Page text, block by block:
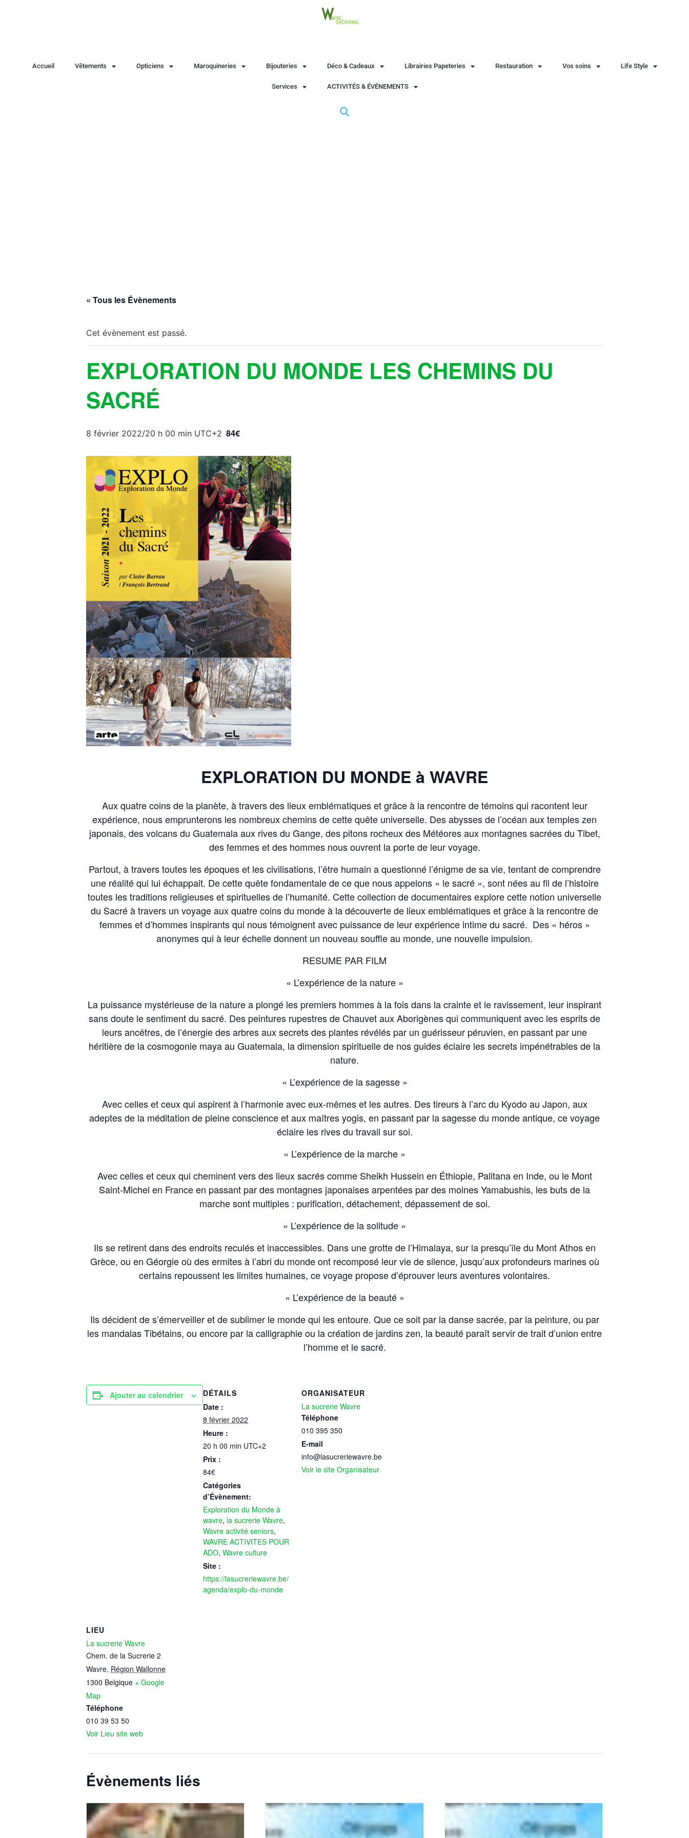
Accueil Vêtements Opticiens Maroquineries Bijouteries Déco & Cadeaux Librairies Papeteries Restauration Vos soins Life Style
Services ACTIVITÉS & ÉVÉNEMENTS
« Tous les Évènements
Cet évènement est passé.
EXPLORATION DU MONDE LES CHEMINS DU
SACRÉ
8 février 2022/20 h 00 min UTC+2 84€
EXPLORATION DU MONDE à WAVRE
Aux quatre coins de la planète, à travers des lieux emblématiques et grâce à la rencontre de témoins qui racontent leur
expérience, nous emprunterons les nombreux chemins de cette quête universelle. Des abysses de l’océan aux temples zen
japonais, des volcans du Guatemala aux rives du Gange, des pitons rocheux des Météores aux montagnes sacrées du Tibet,
des femmes et des hommes nous ouvrent la porte de leur voyage.
Partout, à travers toutes les époques et les civilisations, l’être humain a questionné l’énigme de sa vie, tentant de comprendre
une réalité qui lui échappait. De cette quête fondamentale de ce que nous appelons « le sacré », sont nées au fil de l’histoire
toutes les traditions religieuses et spirituelles de l’humanité́. Cette collection de documentaires explore cette notion universelle
du Sacré à travers un voyage aux quatre coins du monde à la découverte de lieux emblématiques et grâce à la rencontre de
femmes et d’hommes inspirants qui nous témoignent avec puissance de leur expérience intime du sacré. Des « héros »
anonymes qui à leur échelle donnent un nouveau souffle au monde, une nouvelle impulsion.
RESUME PAR FILM
« L’expérience de la nature »
La puissance mystérieuse de la nature a plongé les premiers hommes à la fois dans la crainte et le ravissement, leur inspirant
sans doute le sentiment du sacré. Des peintures rupestres de Chauvet aux Aborigènes qui communiquent avec les esprits de
leurs ancêtres, de l’énergie des arbres aux secrets des plantes révélés par un guérisseur péruvien, en passant par une
héritière de la cosmogonie maya au Guatemala, la dimension spirituelle de nos guides éclaire les secrets impénétrables de la
nature.
« L’expérience de la sagesse »
Avec celles et ceux qui aspirent à l’harmonie avec eux-mêmes et les autres. Des tireurs à l’arc du Kyodo au Japon, aux
adeptes de la méditation de pleine conscience et aux maîtres yogis, en passant par la sagesse du monde antique, ce voyage
éclaire les rives du travail sur soi.
« L’expérience de la marche »
Avec celles et ceux qui cheminent vers des lieux sacrés comme Sheikh Hussein en Éthiopie, Palitana en Inde, ou le Mont
Saint-Michel en France en passant par des montagnes japonaises arpentées par des moines Yamabushis, les buts de la
marche sont multiples : purification, détachement, dépassement de soi.
« L’expérience de la solitude »
Ils se retirent dans des endroits reculés et inaccessibles. Dans une grotte de l’Himalaya, sur la presqu’île du Mont Athos en
Grèce, ou en Géorgie où des ermites à l’abri du monde ont recomposé leur vie de silence, jusqu’aux profondeurs marines où
certains repoussent les limites humaines, ce voyage propose d’éprouver leurs aventures volontaires.
« L’expérience de la beauté »
Ils décident de s’émerveiller et de sublimer le monde qui les entoure. Que ce soit par la danse sacrée, par la peinture, ou par
les mandalas Tibétains, ou encore par la calligraphie ou la création de jardins zen, la beauté paraît servir de trait d’union entre
l’homme et le sacré.
Ajouter au calendrier
DÉTAILS
Date :
8 février 2022
Heure :
20 h 00 min UTC+2
Prix :
84€
Catégories
d’Évènement:
Exploration du Monde à
wavre, la sucrerie Wavre,
Wavre activité seniors,
WAVRE ACTIVITES POUR
ADO, Wavre culture
Site :
https://lasucreriewavre.be/
agenda/explo-du-monde
ORGANISATEUR
La sucrerie Wavre
Téléphone
010 395 350
E-mail
info@lasucreriewavre.be
Voir le site Organisateur
LIEU
La sucrerie Wavre
Chem. de la Sucrerie 2
Wavre, Région Wallonne
1300 Belgique + Google
Map
Téléphone
010 39 53 50
Voir Lieu site web
Évènements liés